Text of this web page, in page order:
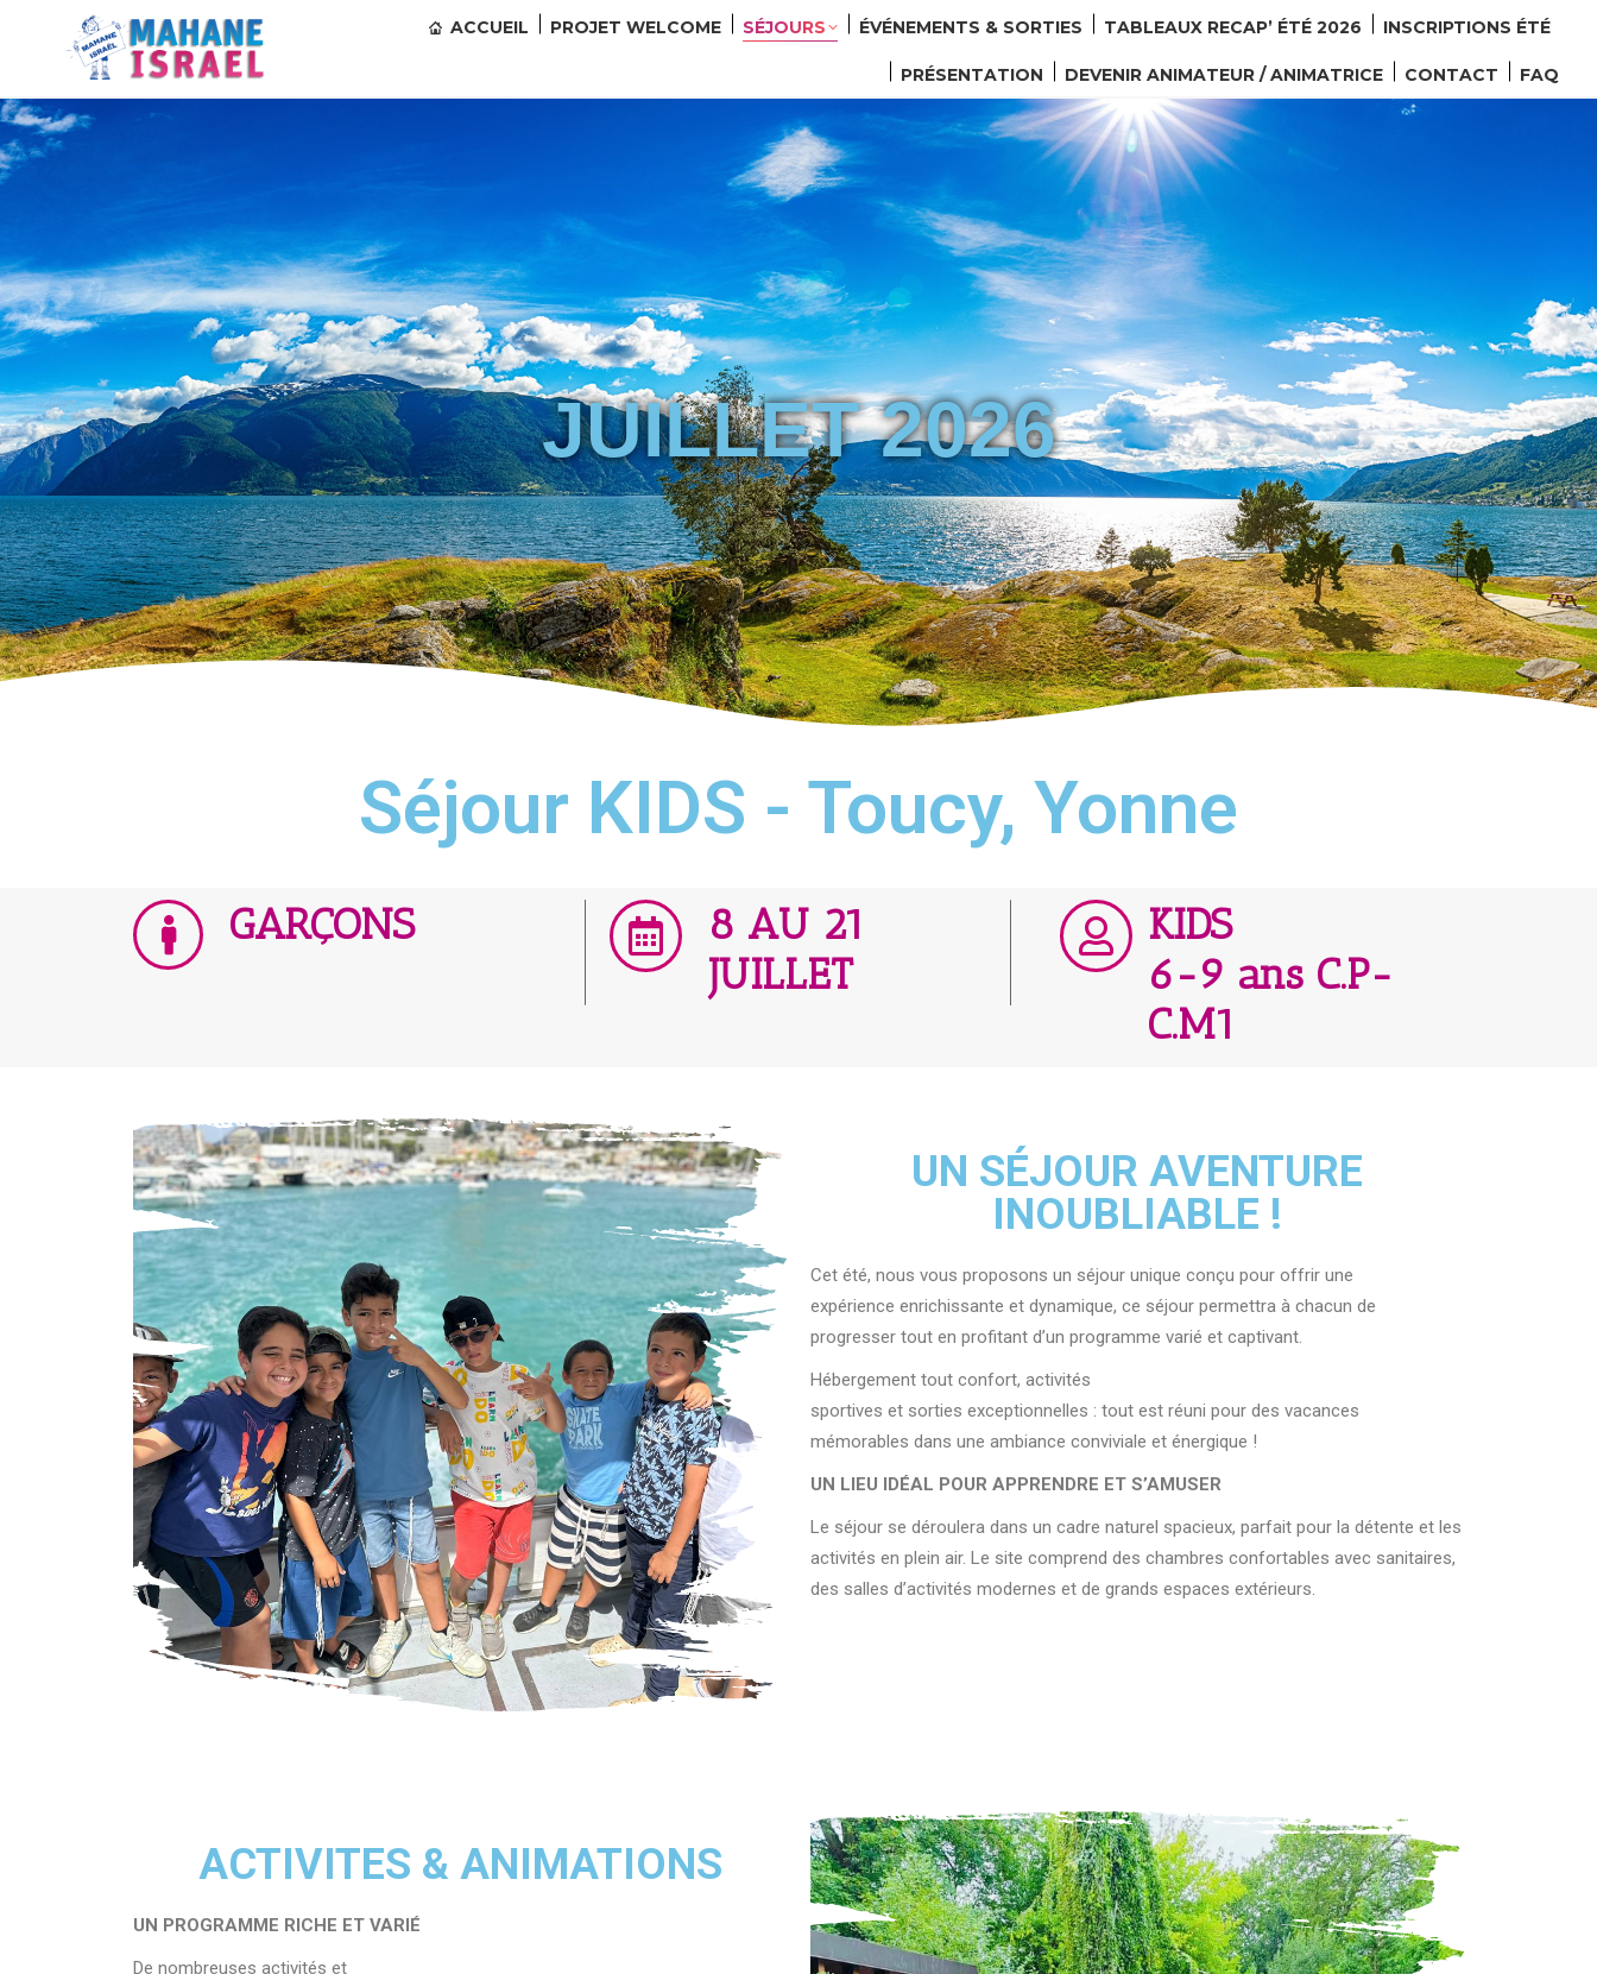
ACCUEIL PROJET WELCOME SÉJOURS ÉVÉNEMENTS & SORTIES TABLEAUX RECAP’ ÉTÉ 2026 INSCRIPTIONS ÉTÉ
PRÉSENTATION DEVENIR ANIMATEUR / ANIMATRICE CONTACT FAQ
JUILLET 2026
Séjour KIDS - Toucy, Yonne
GARÇONS
8 AU 21
JUILLET
KIDS
6-9 ans C.P-
C.M1
UN SÉJOUR AVENTURE
INOUBLIABLE !
Cet été, nous vous proposons un séjour unique conçu pour offrir une
expérience enrichissante et dynamique, ce séjour permettra à chacun de
progresser tout en profitant d’un programme varié et captivant.
Hébergement tout confort, activités
sportives et sorties exceptionnelles : tout est réuni pour des vacances
mémorables dans une ambiance conviviale et énergique !
UN LIEU IDÉAL POUR APPRENDRE ET S’AMUSER
Le séjour se déroulera dans un cadre naturel spacieux, parfait pour la détente et les
activités en plein air. Le site comprend des chambres confortables avec sanitaires,
des salles d’activités modernes et de grands espaces extérieurs.
ACTIVITES & ANIMATIONS
UN PROGRAMME RICHE ET VARIÉ
De nombreuses activités et